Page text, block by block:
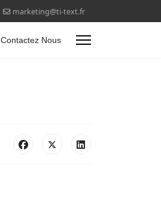
marketing@ti-text.fr
Contactez Nous